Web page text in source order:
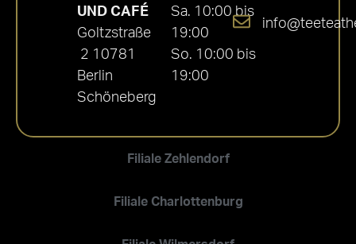
Filiale Zehlendorf
Filiale Charlottenburg
UND CAFÉ
Goltzstraße
2 10781
Berlin
Schöneberg
Sa. 10:00 bis
19:00
So. 10:00 bis
19:00